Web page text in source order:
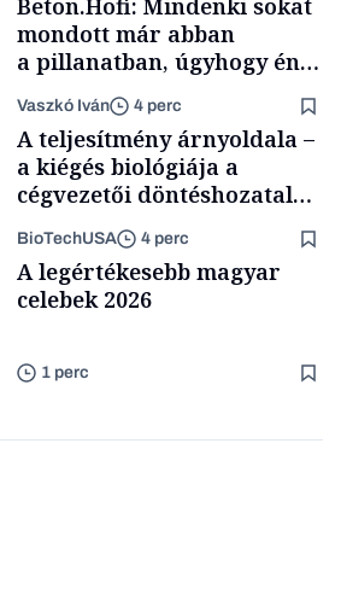
Beton.Hofi: Mindenki sokat
mondott már abban
a pillanatban, úgyhogy én
a legsarkosabb
gondolataimat akartam
kimondani
Vaszkó Iván 4 perc
A teljesítmény árnyoldala –
a kiégés biológiája a
cégvezetői döntéshozatal
BioTechUSA 4 perc
A legértékesebb magyar
celebek 2026
1 perc